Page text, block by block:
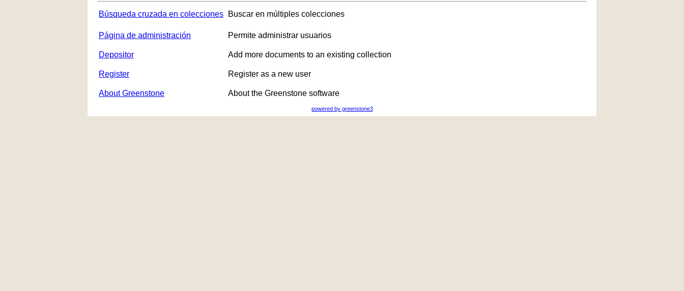
Búsqueda cruzada en colecciones Buscar en múltiples colecciones
Página de administración Permite administrar usuarios
Depositor Add more documents to an existing collection
Register Register as a new user
About Greenstone About the Greenstone software
powered by greenstone3